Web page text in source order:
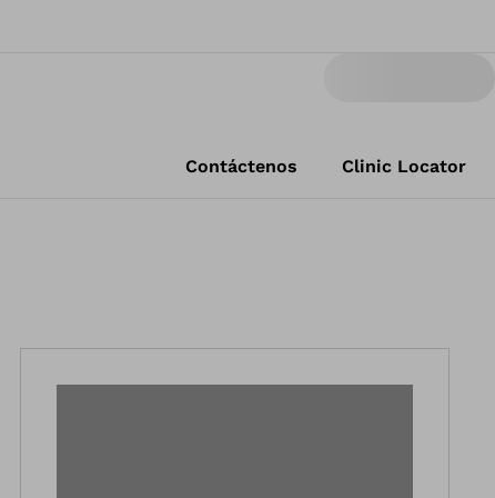
Contáctenos Clinic Locator